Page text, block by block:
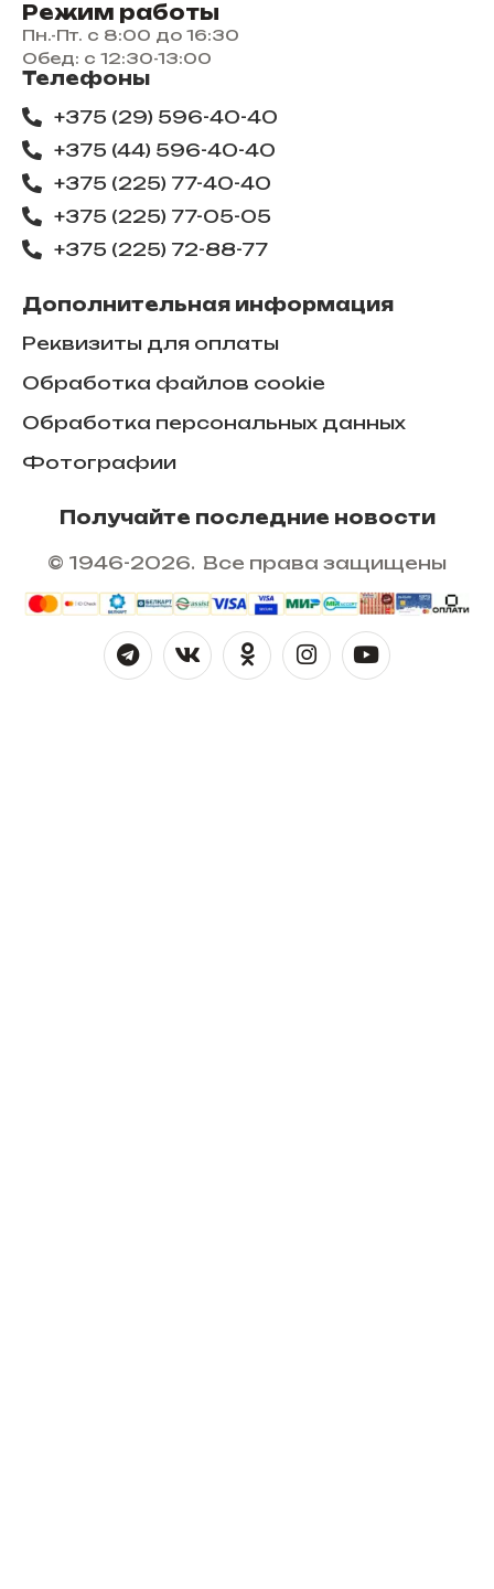
Режим работы
Пн.-Пт. с 8:00 до 16:30
Обед: с 12:30-13:00
Телефоны
+375 (29) 596-40-40
+375 (44) 596-40-40
+375 (225) 77-40-40
+375 (225) 77-05-05
+375 (225) ​72-88-77
Дополнительная информация
Реквизиты для оплаты
Обработка файлов cookie
Обработка персональных данных
Фотографии
Получайте последние новости
© 1946-2026. Все права защищены